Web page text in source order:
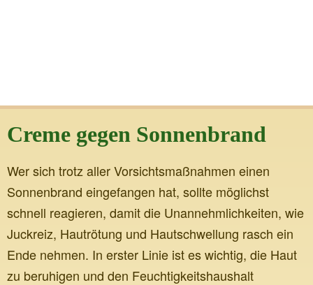
Creme gegen Sonnenbrand
Wer sich trotz aller Vorsichtsmaßnahmen einen
Sonnenbrand eingefangen hat, sollte möglichst
schnell reagieren, damit die Unannehmlichkeiten, wie
Juckreiz, Hautrötung und Hautschwellung rasch ein
Ende nehmen. In erster Linie ist es wichtig, die Haut
zu beruhigen und den Feuchtigkeitshaushalt